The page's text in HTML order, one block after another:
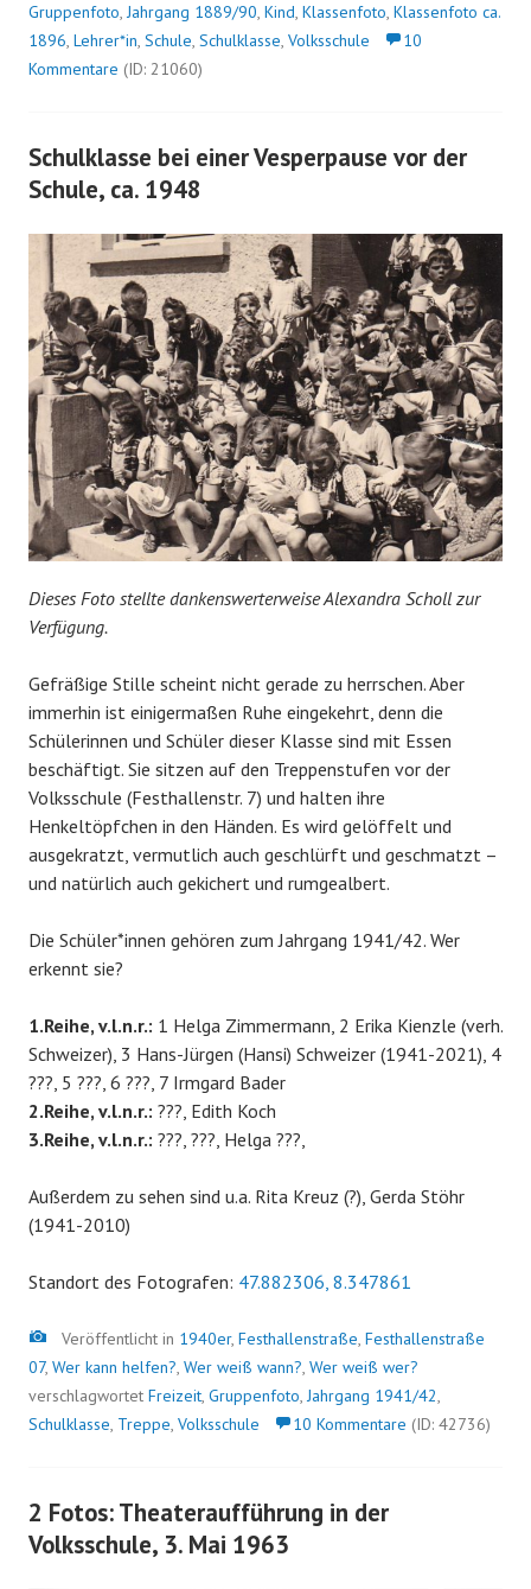
Gruppenfoto,Jahrgang 1889/90, Kind, Klassenfoto, Klassenfoto ca.
1896, Lehrer*in, Schule, Schulklasse, Volksschule
10
Kommentare (ID: 21060)
Schulklasse bei einer Vesperpause vor der
Schule, ca. 1948
Dieses Foto stellte dankenswerterweise Alexandra Scholl zur
Verfügung.
Gefräßige Stille scheint nicht gerade zu herrschen. Aber
immerhin ist einigermaßen Ruhe eingekehrt, denn die
Schülerinnen und Schüler dieser Klasse sind mit Essen
beschäftigt. Sie sitzen auf den Treppenstufen vor der
Volksschule (Festhallenstr. 7) und halten ihre
Henkeltöpfchen in den Händen. Es wird gelöffelt und
ausgekratzt, vermutlich auch geschlürft und geschmatzt –
und natürlich auch gekichert und rumgealbert.
Die Schüler*innen gehören zum Jahrgang 1941/42. Wer
erkennt sie?
1.Reihe, v.l.n.r.: 1 Helga Zimmermann, 2 Erika Kienzle (verh.
Schweizer), 3 Hans-Jürgen (Hansi) Schweizer (1941-2021), 4
???, 5 ???, 6 ???, 7 Irmgard Bader
2.Reihe, v.l.n.r.: ???, Edith Koch
3.Reihe, v.l.n.r.: ???, ???, Helga ???,
Außerdem zu sehen sind u.a. Rita Kreuz (?), Gerda Stöhr
(1941-2010)
Standort des Fotografen: 47.882306, 8.347861
Bild
Veröffentlicht in 1940er, Festhallenstraße, Festhallenstraße
07, Wer kann helfen?, Wer weiß wann?, Wer weiß wer?
verschlagwortet Freizeit, Gruppenfoto,Jahrgang 1941/42,
Schulklasse, Treppe, Volksschule 10 Kommentare (ID: 42736)
2 Fotos: Theateraufführung in der
Volksschule, 3. Mai 1963